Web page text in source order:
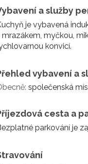
a služby
je vybavená
mrazákem, myčkou,
konvicí.
vybavení a
společenská
cesta a
parkování je